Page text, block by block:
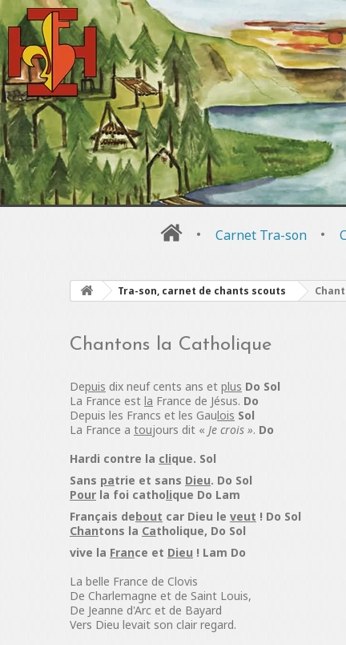
• Carnet Tra-son •
Tra-son, carnet de chants scouts
Chantons la Catholique
Depuis dix neuf cents ans et plus Do Sol
La France est la France de Jésus. Do
Depuis les Francs et les Gaulois Sol
La France a toujours dit « Je crois ». Do
Hardi contre la clique. Sol
Sans patrie et sans Dieu. Do Sol
Pour la foi catholique Do Lam
Français debout car Dieu le veut ! Do Sol
Chantons la Catholique, Do Sol
vive la France et Dieu ! Lam Do
La belle France de Clovis
De Charlemagne et de Saint Louis,
De Jeanne d'Arc et de Bayard
Vers Dieu levait son clair regard.